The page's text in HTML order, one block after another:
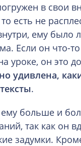
в свои
есть не
ему было
Если он что-
уроке, он это
удивлена,
.
больше и
так как он
задумки.